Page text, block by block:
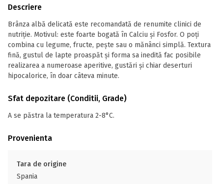
Descriere
Brânza albă delicată este recomandată de renumite clinici de
nutriție. Motivul: este foarte bogată în Calciu și Fosfor. O poți
combina cu legume, fructe, pește sau o mănânci simplă. Textura
fină, gustul de lapte proaspăt și forma sa inedită fac posibile
realizarea a numeroase aperitive, gustări și chiar deserturi
hipocalorice, în doar câteva minute.
Sfat depozitare (Conditii, Grade)
A se păstra la temperatura 2-8°C.
Provenienta
Tara de origine
Spania